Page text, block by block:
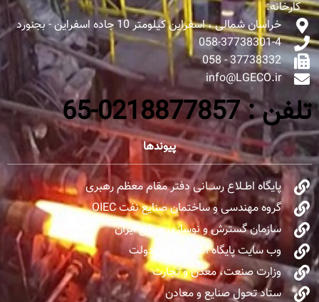
کارخانه:
خراسان شمالی ، اسفراین کیلومتر 10 جاده اسفراین - بجنورد
058-37738301-4
37738332 - 058
info@LGECO.ir
تلفن : 0218877857-65
پیوندها
پایگاه اطــلاع رســـانی دفتر مقام معظم رهبری
گروه مهندسی و ساختمان صنایع نفت OIEC
سازمان گسترش و نوسازی صنایع ایران
وب سایت پایگاه اطلاع‌رسانی دولت
وزارت صنعت، معدن و تجارت
ستاد تحول صنایع و معادن